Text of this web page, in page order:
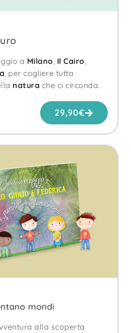
a Milano Il Cairo
, per cogliere tutta
natura che ci circonda.
29,90€
mondi
alla scoperta